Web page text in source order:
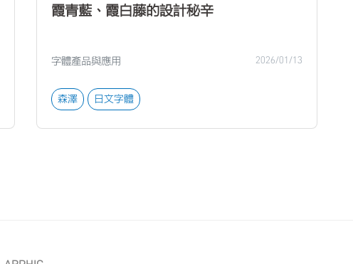
霞青藍、霞白藤的設計秘辛
字體產品與應用 2026/01/13
森澤 日文字體